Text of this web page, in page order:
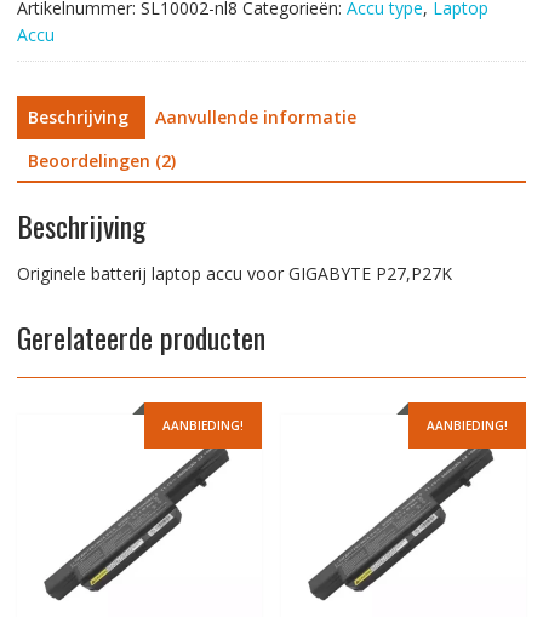
Artikelnummer: SL10002-nl8 Categorieën: Accu type, Laptop
Accu
Beschrijving
Aanvullende informatie
Beoordelingen (2)
Beschrijving
Originele batterij laptop accu voor GIGABYTE P27,P27K
Gerelateerde producten
AANBIEDING! AANBIEDING!